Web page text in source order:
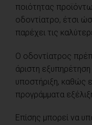
ποιότητας
οδοντίατρο, έτσι
παρέχει τις
Ο οδοντίατρος
άριστη
υποστήριξη, καθώς
προγράμματα
Επίσης μπορεί να